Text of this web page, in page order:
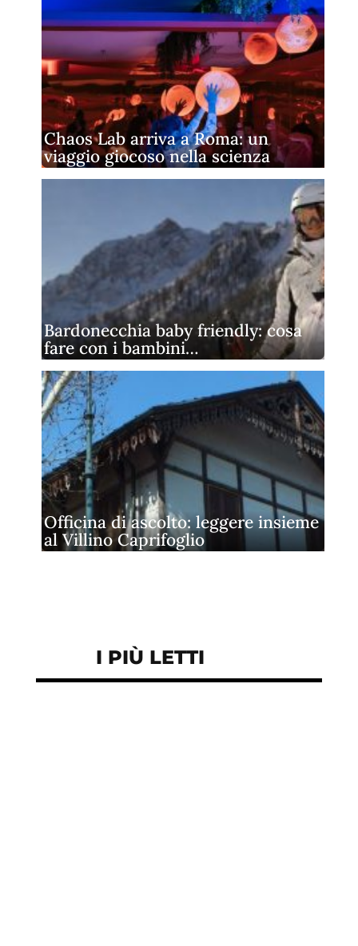
Chaos Lab arriva a Roma: un
viaggio giocoso nella scienza
Bardonecchia baby friendly: cosa
fare con i bambini…
Officina di ascolto: leggere insieme
al Villino Caprifoglio
I PIÙ LETTI